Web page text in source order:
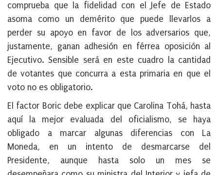
comprueba que la fidelidad con el Jefe de Estado
asoma como un demérito que puede llevarlos a
perder su apoyo en favor de los adversarios que,
justamente, ganan adhesión en férrea oposición al
Ejecutivo. Sensible será en este cuadro la cantidad
de votantes que concurra a esta primaria en que el
voto no es obligatorio.
El factor Boric debe explicar que Carolina Tohá, hasta
aquí la mejor evaluada del oficialismo, se haya
obligado a marcar algunas diferencias con La
Moneda, en un intento de desmarcarse del
Presidente, aunque hasta solo un mes se